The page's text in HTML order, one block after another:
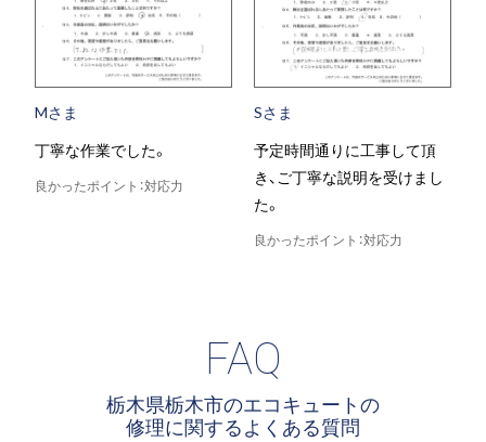
Mさま
丁寧な作業でした。
良かったポイント：対応力
Sさま
予定時間通りに工事して頂
き、ご丁寧な説明を受けまし
た。
良かったポイント：対応力
FAQ
栃木県栃木市のエコキュートの
修理に関するよくある質問